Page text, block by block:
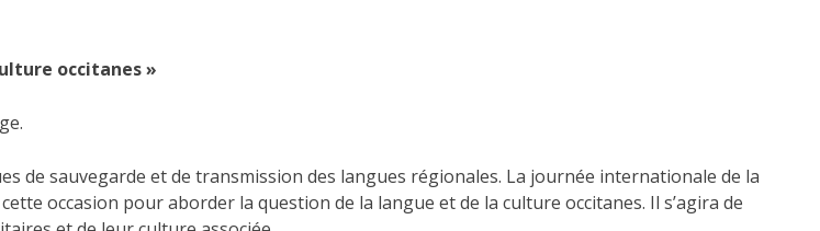
occitanes »
de sauvegarde et de transmission des langues régionales. La journée internationale de la
occasion pour aborder la question de la langue et de la culture occitanes. Il s’agira de